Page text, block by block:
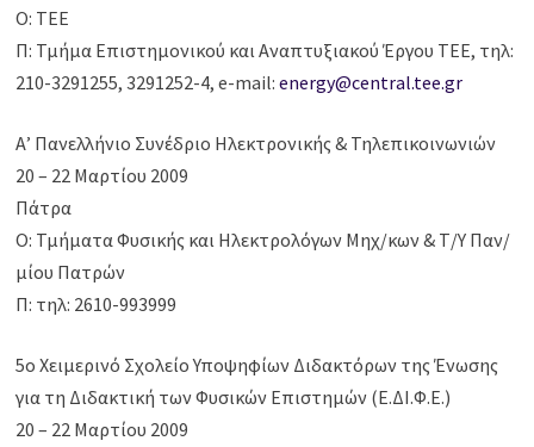
Ο: ΤΕΕ
Π: Τμήμα Επιστημονικού και Αναπτυξιακού Έργου ΤΕΕ, τηλ:
210-3291255, 3291252-4, e-mail:energy@central.tee.gr
Α’ Πανελλήνιο Συνέδριο Ηλεκτρονικής & Τηλεπικοινωνιών
20 – 22 Μαρτίου 2009
Πάτρα
Ο: Τμήματα Φυσικής και Ηλεκτρολόγων Μηχ/κων & Τ/Υ Παν/
μίου Πατρών
Π: τηλ: 2610-993999
5ο Χειμερινό Σχολείο Υποψηφίων Διδακτόρων της Ένωσης
για τη Διδακτική των Φυσικών Επιστημών (Ε.ΔΙ.Φ.Ε.)
20 – 22 Μαρτίου 2009